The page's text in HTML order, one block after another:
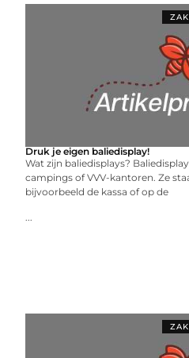
Druk je eigen baliedisplay!
Wat zijn baliedisplays?
campings of VVV-kantoren. Ze
bijvoorbeeld de kassa of op de
...